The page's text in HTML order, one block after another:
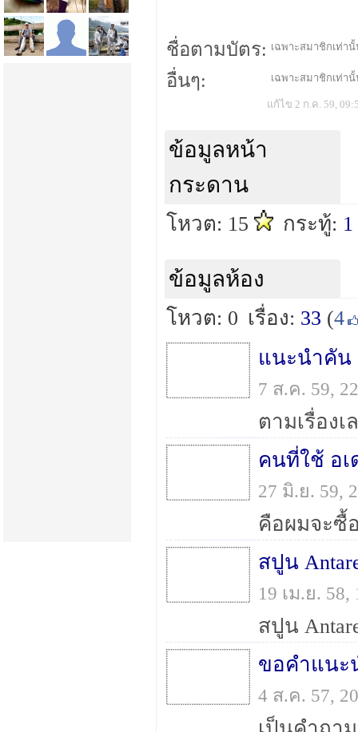
ชื่อตามบัตร: เฉพาะสมาชิกเท่า
อื่นๆ: เฉพาะสมาชิกเท่า
แก้ไข 2 ก.ค. 59,
ข้อมูลหน้า
กระดาน
โหวต: 15 กระทู้: 1
ข้อมูลห้อง
โหวต: 0 เรื่อง: 33 (4
แนะนำคัน
7 ส.ค. 59,
คนที่ใช้ อ
27 มิ.ย. 59,
สปูน
19 เม.ย.
ขอคำแนะ
4 ส.ค. 57,